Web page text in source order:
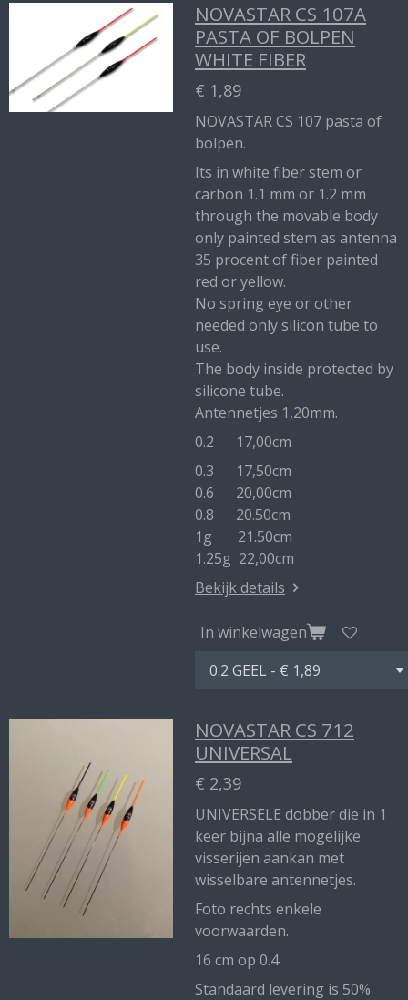
NOVASTAR CS 107A
PASTA OF BOLPEN
WHITE FIBER
€ 1,89
NOVASTAR CS 107 pasta of
bolpen.
Its in white fiber stem or
carbon 1.1 mm or 1.2 mm
through the movable body
only painted stem as antenna
35 procent of fiber painted
red or yellow.
No spring eye or other
needed only silicon tube to
use.
The body inside protected by
silicone tube.
Antennetjes 1,20mm.
0.2 17,00cm
0.3 17,50cm
0.6 20,00cm
0.8 20.50cm
1g 21.50cm
1.25g 22,00cm
Bekijk details
In winkelwagen
NOVASTAR CS 712
UNIVERSAL
€ 2,39
UNIVERSELE dobber die in 1
keer bijna alle mogelijke
visserijen aankan met
wisselbare antennetjes.
Foto rechts enkele
voorwaarden.
16 cm op 0.4
Standaard levering is 50%